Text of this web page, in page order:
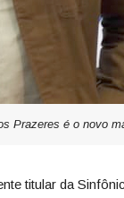
Prazeres é o novo
titular da